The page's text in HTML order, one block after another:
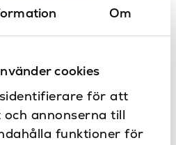
Om
cookies
för att
annonserna till
funktioner för
Taklampa